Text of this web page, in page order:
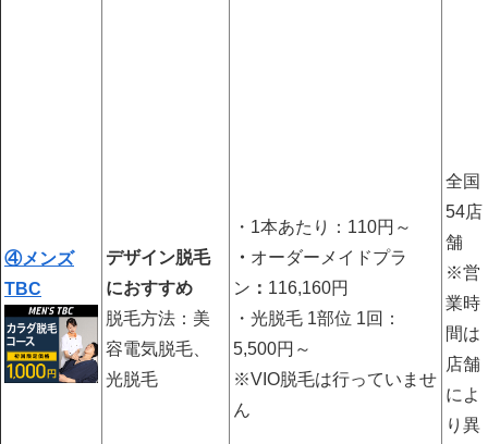
④メンズ
TBC
デザイン脱毛
におすすめ
脱毛方法：美
容電気脱毛、
光脱毛
・1本あたり：110円～
・ オーダーメイドプラ
ン ： 116,160円
・光脱毛 1部位 1回：
5,500円～
※VIO脱毛は行っていませ
ん
全国
54店
舗
※営
業時
間は
店舗
によ
り異